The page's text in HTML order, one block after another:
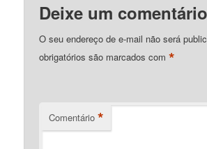
Deixe um comentário
O seu endereço de e-mail não será
obrigatórios são marcados com*
Comentário *